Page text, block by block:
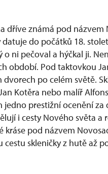
dříve známá pod
datuje do počátků 18.
ni pečoval a hýčkal ji.
období. Pod taktovkou
dvorech po celém světě.
Kotěra nebo malíř
jedno prestižní ocenění
i cesty Nového světa
kráse pod názvem
cestu skleničky z hutě až